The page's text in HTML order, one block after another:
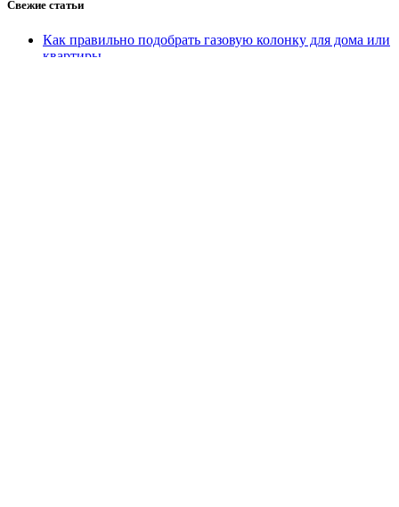
Свежие статьи
Как правильно подобрать газовую колонку для дома или
квартиры